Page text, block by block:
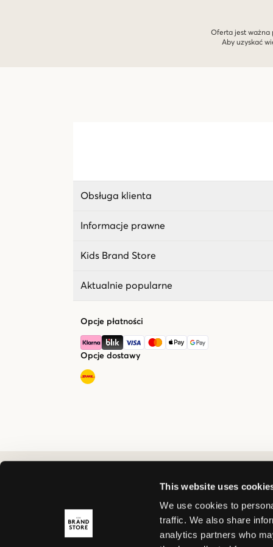
This website uses
We use cookies to
traffic. We also share
analytics partners who
Oferta jest ważna
Aby uzyskać
Obsługa klienta
Informacje prawne
Kids Brand Store
Aktualnie popularne
Opcje płatności
Opcje dostawy